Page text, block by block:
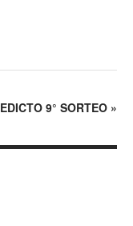
EDICTO 9° SORTEO »